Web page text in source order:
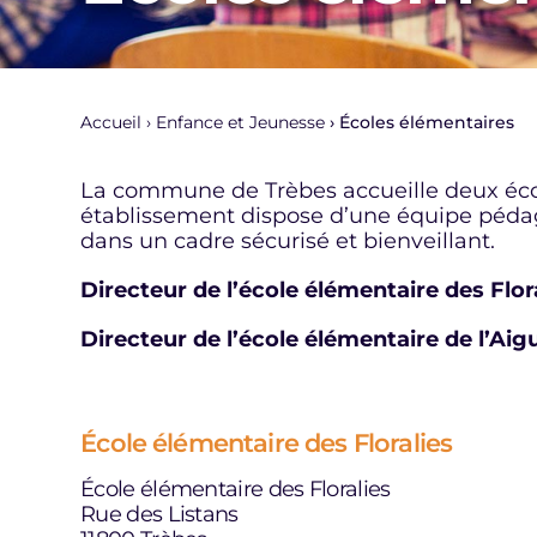
Accueil Enfance et Jeunesse Écoles élémentaires
La commune de Trèbes accueille deux
établissement dispose d’une équipe
dans un cadre sécurisé et bienveillant.
Directeur de l’école élémentaire des
Directeur de l’école élémentaire de
École élémentaire des Floralies
École élémentaire des Floralies
Rue des Listans